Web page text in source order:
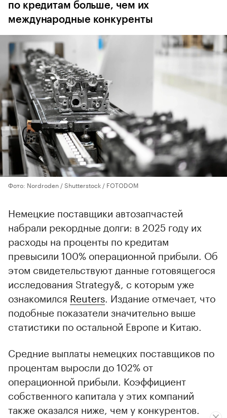
по кредитам больше, чем их
международные конкуренты
Фото: Nordroden / Shutterstock / FOTODOM
Немецкие поставщики автозапчастей
набрали рекордные долги: в 2025 году их
расходы на проценты по кредитам
превысили 100% операционной прибыли. Об
этом свидетельствуют данные готовящегося
исследования Strategy&, с которым уже
ознакомился Reuters . Издание отмечает, что
подобные показатели значительно выше
статистики по остальной Европе и Китаю.
Средние выплаты немецких поставщиков по
процентам выросли до 102% от
операционной прибыли. Коэффициент
собственного капитала у этих компаний
также оказался ниже, чем у конкурентов.